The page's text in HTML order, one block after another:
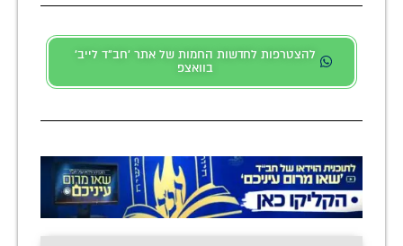
להצטרפות לחדשות החמות של אתר 'חב"ד לייב'
בוואצפ